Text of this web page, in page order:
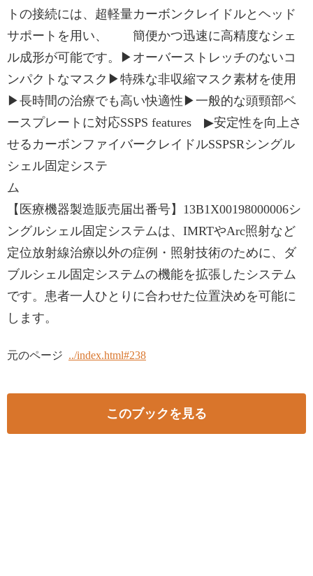
トの接続には、超軽量カーボンクレイドルとヘッド
サポートを用い、 簡便かつ迅速に高精度なシェ
ル成形が可能です。▶オーバーストレッチのないコ
ンパクトなマスク▶特殊な非収縮マスク素材を使用
▶長時間の治療でも高い快適性▶一般的な頭頸部ベ
ースプレートに対応SSPS features ▶安定性を向上さ
せるカーボンファイバークレイドルSSPSRシングル
シェル固定システ
【医療機器製造販売届出番号】13B1X00198000006シ
ングルシェル固定システムは、IMRTやArc照射など
定位放射線治療以外の症例・照射技術のために、ダ
ブルシェル固定システムの機能を拡張したシステム
です。患者一人ひとりに合わせた位置決めを可能に
します。
元のページ ../index.html#238
このブックを見る